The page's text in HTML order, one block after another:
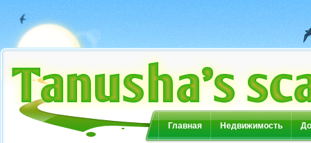
Главная Недвижимость